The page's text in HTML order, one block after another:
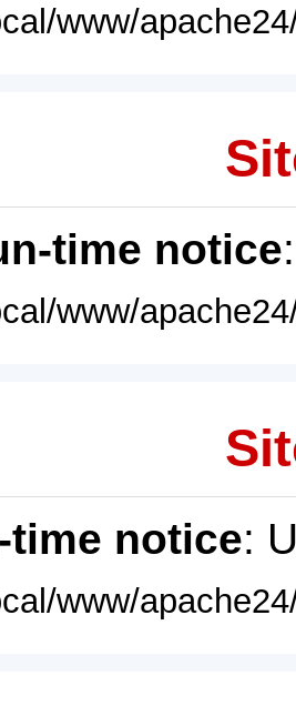
www/
time notice
www/
time notice:
www/